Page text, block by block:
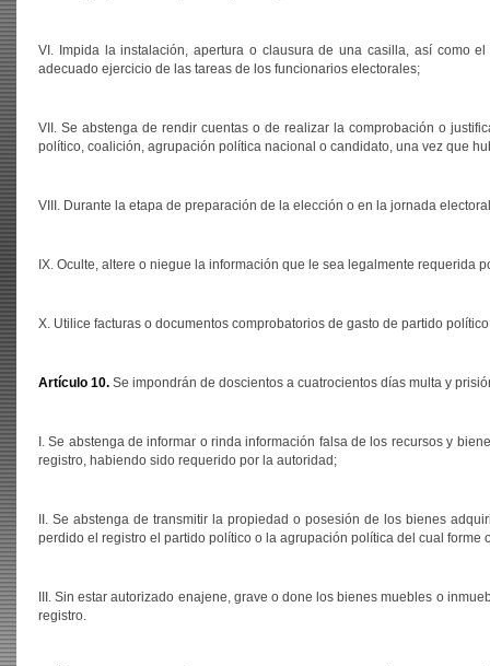
VI. Impida la instalación, apertura o clausura de una casilla, así como
adecuado ejercicio de las tareas de los funcionarios electorales;
VII. Se abstenga de rendir cuentas o de realizar la comprobación o
político, coalición, agrupación política nacional o candidato, una vez que
VIII. Durante la etapa de preparación de la elección o en la jornada
IX. Oculte, altere o niegue la información que le sea legalmente requerida
X. Utilice facturas o documentos comprobatorios de gasto de partido
Artículo 10. Se impondrán de doscientos a cuatrocientos días multa y
I. Se abstenga de informar o rinda información falsa de los recursos y
registro, habiendo sido requerido por la autoridad;
II. Se abstenga de transmitir la propiedad o posesión de los bienes
perdido el registro el partido político o la agrupación política del cual
III. Sin estar autorizado enajene, grave o done los bienes muebles o
registro.